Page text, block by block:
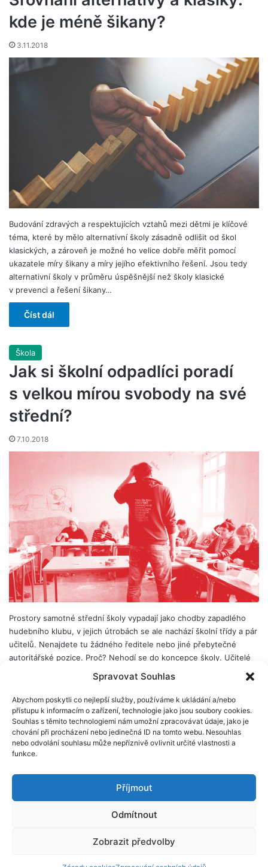
Spravovat Souhlas
Abychom poskytli co nejlepší služby, používáme k ukládání a/nebo
přístupu k informacím o zařízení, technologie jako jsou soubory cookies.
Souhlas s těmito technologiemi nám umožní zpracovávat údaje, jako je
chování při procházení nebo jedinečná ID na tomto webu. Nesouhlas
nebo odvolání souhlasu může nepříznivě ovlivnit určité vlastnosti a
funkce.
Příjmout
Odmítnout
Zobrazit předvolby
kde je méně šikany?
3.11.2018
Budování zdravých a respektujících vztahů mezi dětmi je klíčové
téma, které by mělo alternativní školy zásadně odlišit od škol
klasických, a zároveň je možné ho velice dobře měřit pomocí
ukazatele míry šikany a míry jejího efektivního řešení. Jsou tedy
alternativní školy v průměru úspěšnější než školy klasické
v prevenci a řešení šikany…
Číst dál
Škola
Jak si školní odpadlíci poradí
s velkou mírou svobody na své
střední?
7.10.2018
Prostory samotné střední školy vypadají jako chodby zapadlého
hudebního klubu, v jejich útrobách se ale nachází školní třídy a pár
učitelů. Nenajdete tu žádného ředitele nebo jiné přebytečné
autoritářské pozice. Proč? Nehodí se do koncepce školy. Učitelé
pravidelných studentských setkáních.…
Číst dál